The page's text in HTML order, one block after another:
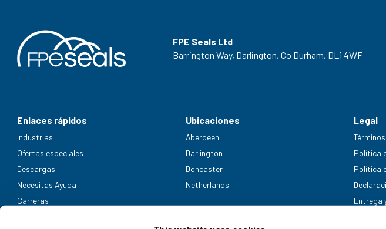
FPE Seals Ltd
Barrington Way, Darlington, Co Durham, DL1 4WF
Enlaces rápidos
Industrias
Ofertas especiales
Descargas
Necesitas Ayuda
Carreras
Ubicaciones
Aberdeen
Darlington
Doncaster
Netherlands
Legal
Política
Política
Entrega